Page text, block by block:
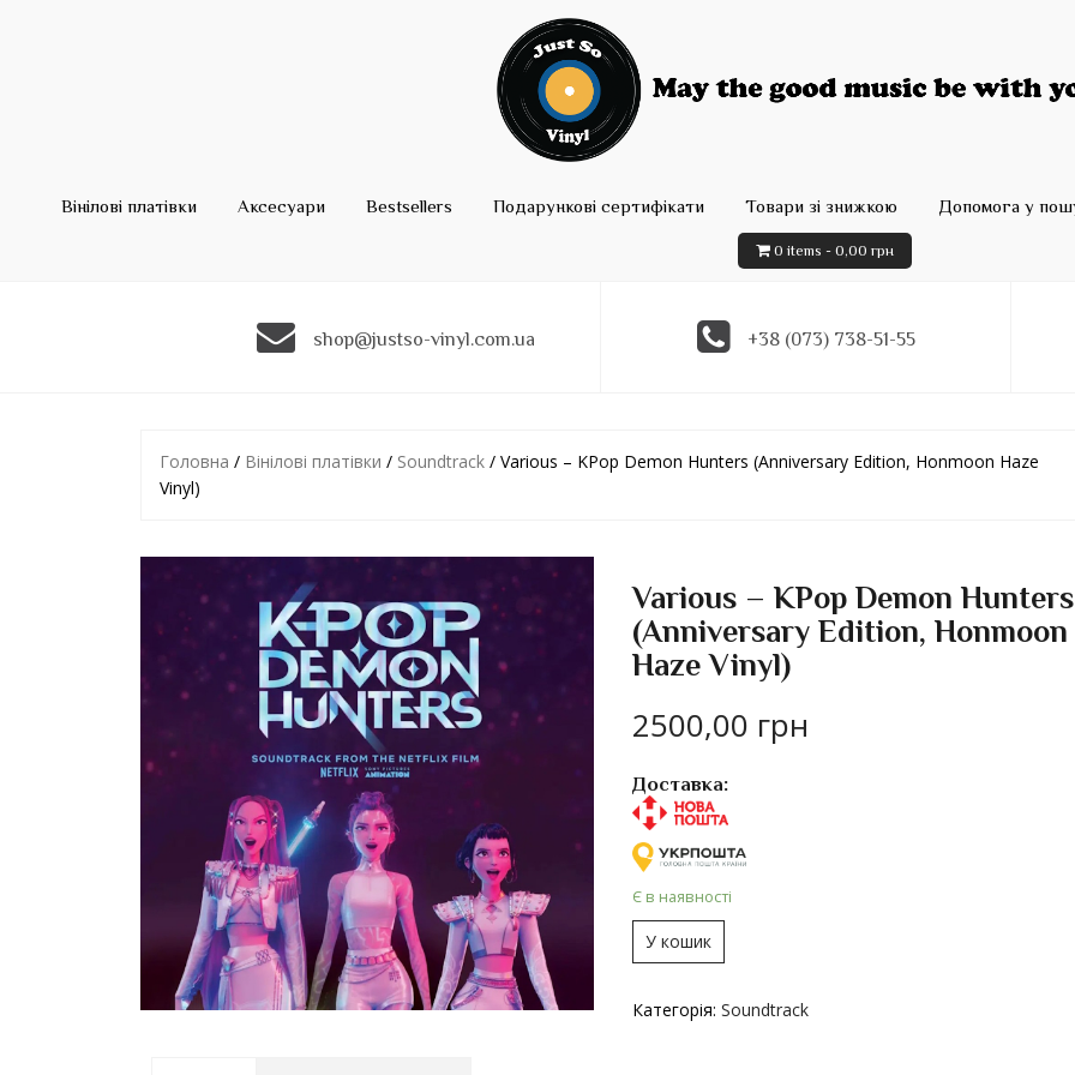
Вінілові платівки Аксесуари Bestsellers Подарункові сертифікати Товари зі знижкою Допомога у
0 items - 0,00 грн
shop@justso-vinyl.com.ua +38 (073) 738-51-55
Головна / Вінілові платівки / Soundtrack / Various – KPop Demon Hunters (Anniversary Edition, Honmoon Haze
Vinyl)
Various – KPop Demon Hunters
(Anniversary Edition, Honmoon
Haze Vinyl)
2500,00 грн
Доставка:
Є в наявності
У кошик
Категорія: Soundtrack